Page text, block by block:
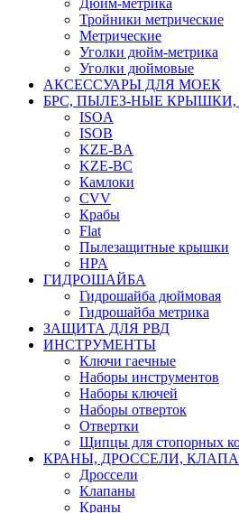
Тройники метрические
Метрические
Уголки дюйм-метрика
Уголки дюймовые
АКСЕССУАРЫ ДЛЯ МОЕК
БРС, ПЫЛЕЗ-НЫЕ
ISOA
ISOB
KZE-BA
KZE-BС
Камлоки
CVV
Крабы
Flat
Пылезащитные крышки
HPA
ГИДРОШАЙБА
Гидрошайба дюймовая
Гидрошайба метрика
ЗАЩИТА ДЛЯ РВД
ИНСТРУМЕНТЫ
Ключи гаечные
Наборы инструментов
Наборы ключей
Наборы отверток
Отвертки
Щипцы для стопорных
КРАНЫ, ДРОССЕЛИ,
Дроссели
Клапаны
Краны